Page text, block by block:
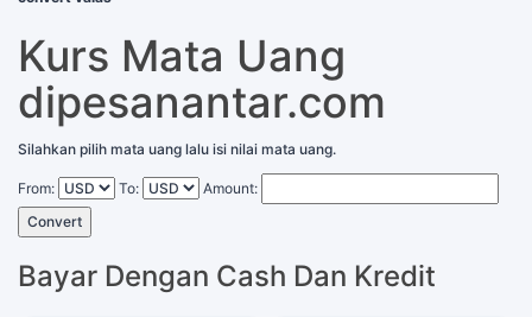
Kurs Mata Uang
dipesanantar.com
Silahkan pilih mata uang lalu isi nilai mata uang.
From: To:
Amount:
Convert
Bayar Dengan Cash Dan Kredit